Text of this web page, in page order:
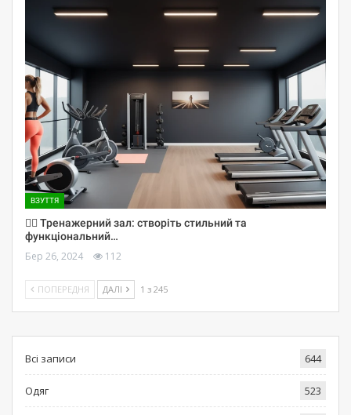
ВЗУТТЯ
🏋️‍♀️ Тренажерний зал: створіть стильний та
функціональний…
Бер 26, 2024 112
ПОПЕРЕДНЯ ДАЛІ 1 з 245
Всі записи 644
Одяг 523